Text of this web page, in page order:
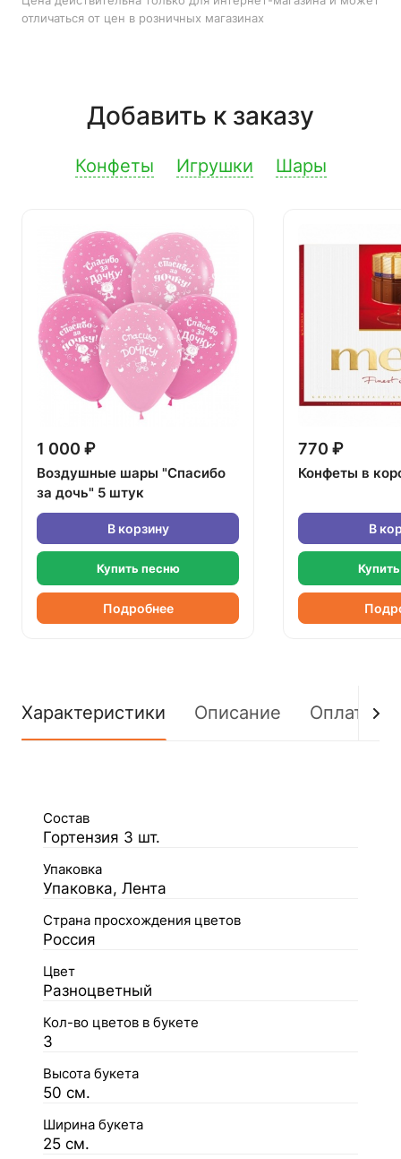
отличаться от цен в розничных магазинах
Добавить к заказу
Конфеты Игрушки Шары
1 000 ₽
Воздушные шары "Спасибо
за дочь" 5 штук
В корзину
Купить песню
Подробнее
770 ₽
Конфеты в
В
Характеристики Описание Оплата
Состав
Гортензия 3 шт.
Упаковка
Упаковка, Лента
Страна просхождения цветов
Россия
Цвет
Разноцветный
Кол-во цветов в букете
3
Высота букета
50 см.
Ширина букета
25 см.